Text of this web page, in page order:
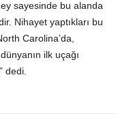
sayesinde bu alanda
Nihayet yaptıkları bu
Carolina’da,
ilk uçağı
dedi.